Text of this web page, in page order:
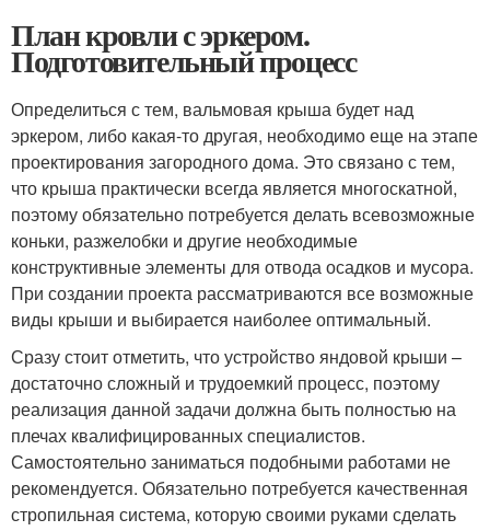
План кровли с эркером.
Подготовительный процесс
Определиться с тем, вальмовая крыша будет над
эркером, либо какая-то другая, необходимо еще на этапе
проектирования загородного дома. Это связано с тем,
что крыша практически всегда является многоскатной,
поэтому обязательно потребуется делать всевозможные
коньки, разжелобки и другие необходимые
конструктивные элементы для отвода осадков и мусора.
При создании проекта рассматриваются все возможные
виды крыши и выбирается наиболее оптимальный.
Сразу стоит отметить, что устройство яндовой крыши –
достаточно сложный и трудоемкий процесс, поэтому
реализация данной задачи должна быть полностью на
плечах квалифицированных специалистов.
Самостоятельно заниматься подобными работами не
рекомендуется. Обязательно потребуется качественная
стропильная система, которую своими руками сделать